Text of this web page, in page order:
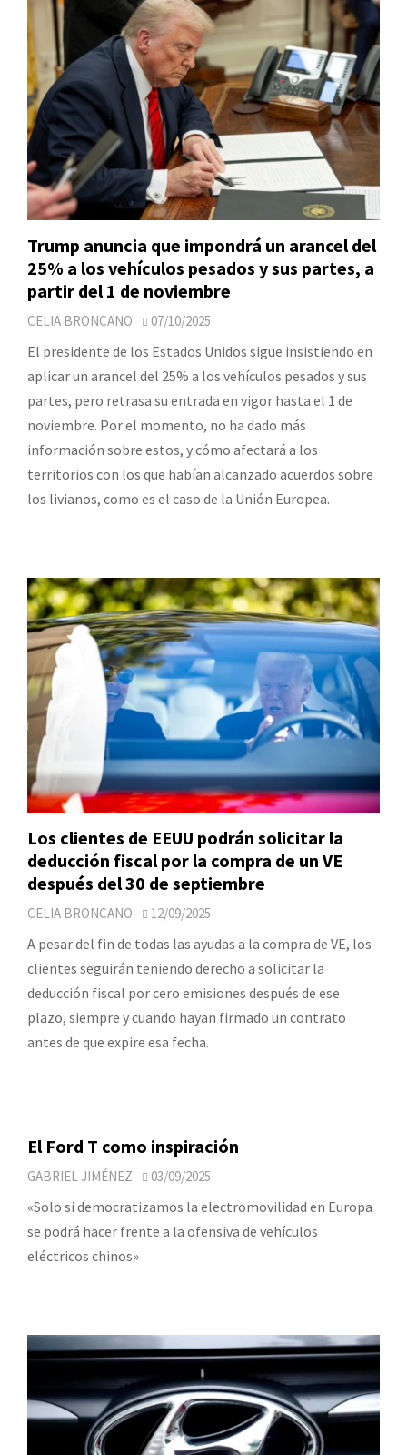
Trump anuncia que impondrá un arancel del
25% a los vehículos pesados y sus partes, a
partir del 1 de noviembre
CELIA BRONCANO 07/10/2025
El presidente de los Estados Unidos sigue insistiendo en
aplicar un arancel del 25% a los vehículos pesados y sus
partes, pero retrasa su entrada en vigor hasta el 1 de
noviembre. Por el momento, no ha dado más
información sobre estos, y cómo afectará a los
territorios con los que habían alcanzado acuerdos sobre
los livianos, como es el caso de la Unión Europea.
Los clientes de EEUU podrán solicitar la
deducción fiscal por la compra de un VE
después del 30 de septiembre
CELIA BRONCANO 12/09/2025
A pesar del fin de todas las ayudas a la compra de VE, los
clientes seguirán teniendo derecho a solicitar la
deducción fiscal por cero emisiones después de ese
plazo, siempre y cuando hayan firmado un contrato
antes de que expire esa fecha.
El Ford T como inspiración
GABRIEL JIMÉNEZ 03/09/2025
«Solo si democratizamos la electromovilidad en Europa
se podrá hacer frente a la ofensiva de vehículos
eléctricos chinos»